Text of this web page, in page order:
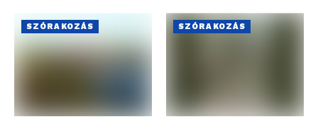
SZÓRAKOZÁS SZÓRAKOZÁS